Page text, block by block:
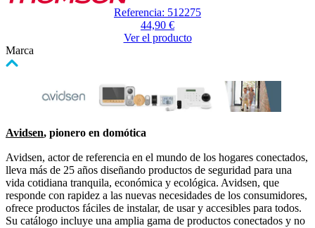
Referencia: 512275
44,90 €
Ver el producto
Marca
Avidsen, pionero en domótica
Avidsen, actor de referencia en el mundo de los hogares conectados,
lleva más de 25 años diseñando productos de seguridad para una
vida cotidiana tranquila, económica y ecológica. Avidsen, que
responde con rapidez a las nuevas necesidades de los consumidores,
ofrece productos fáciles de instalar, de usar y accesibles para todos.
Su catálogo incluye una amplia gama de productos conectados y no